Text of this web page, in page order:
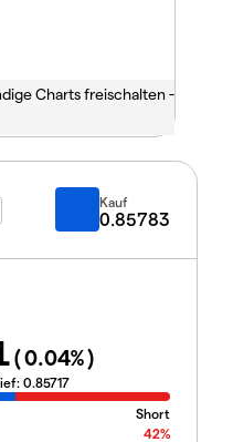
Charts freischalten -
Kauf
0.85783
(0.04%)
0.85717
Short
42%